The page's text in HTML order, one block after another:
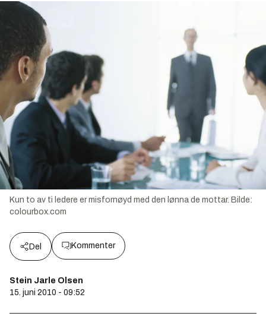
Kun to av ti ledere er misfornøyd med den lønna de mottar. Bilde:
colourbox.com
Del Kommenter
Stein Jarle Olsen
15. juni 2010 - 09:52